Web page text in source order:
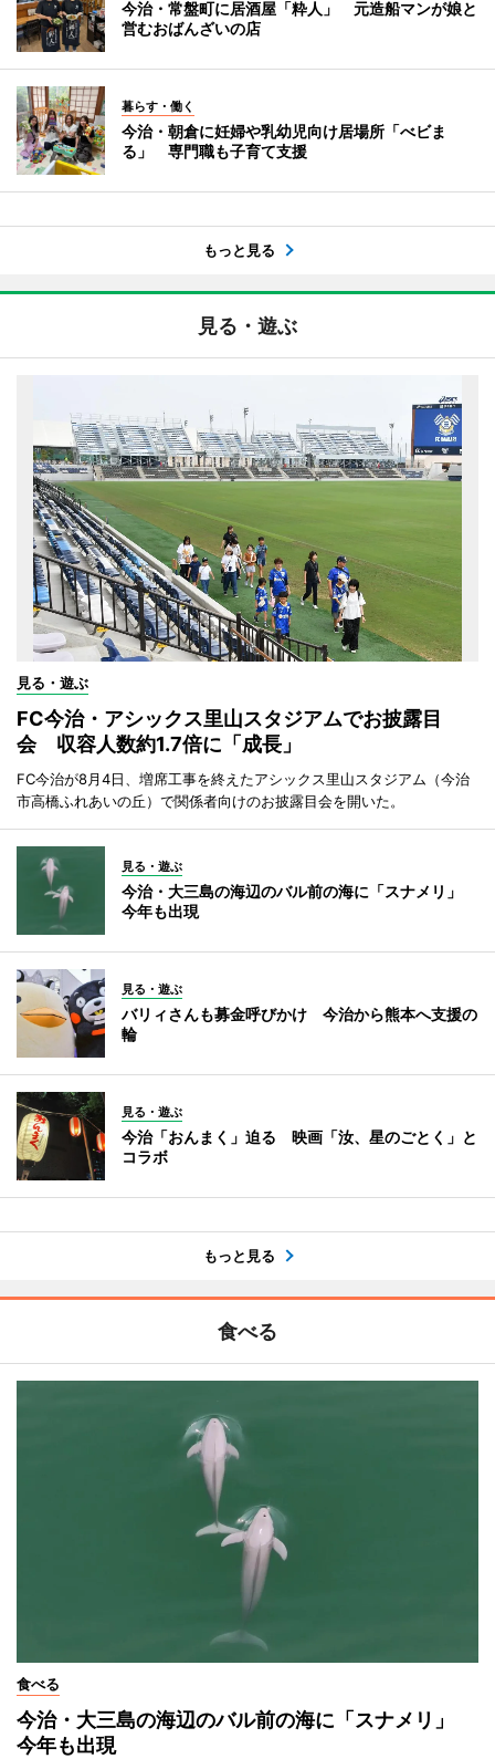
今治・常盤町に居酒屋「粋人」 元造船マンが娘と
営むおばんざいの店
暮らす・働く
今治・朝倉に妊婦や乳幼児向け居場所「べビま
る」 専門職も子育て支援
もっと見る
見る・遊ぶ
見る・遊ぶ
FC今治・アシックス里山スタジアムでお披露目
会 収容人数約1.7倍に「成長」
FC今治が8月4日、増席工事を終えたアシックス里山スタジアム（今治
市高橋ふれあいの丘）で関係者向けのお披露目会を開いた。
見る・遊ぶ
今治・大三島の海辺のバル前の海に「スナメリ」
今年も出現
見る・遊ぶ
バリィさんも募金呼びかけ 今治から熊本へ支援の
輪
見る・遊ぶ
今治「おんまく」迫る 映画「汝、星のごとく」と
コラボ
もっと見る
食べる
食べる
今治・大三島の海辺のバル前の海に「スナメリ」
今年も出現